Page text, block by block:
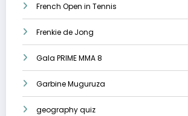
French Open in Tennis
Frenkie de Jong
Gala PRIME MMA 8
Garbine Muguruza
geography quiz